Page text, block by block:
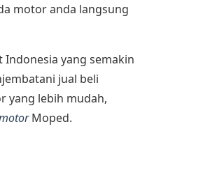
motor anda langsung
yang semakin
jual beli
yang lebih mudah,
Moped.